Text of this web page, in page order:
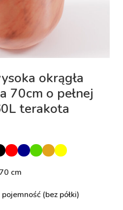
okrągła
70cm o pełnej
terakota
70 cm
pojemność (bez półki)